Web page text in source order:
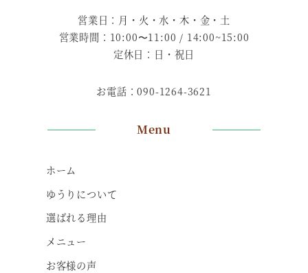
営業日：月・火・水・木・金・土
営業時間：10:00〜11:00 / 14:00~15:00
定休日：日・祝日
お電話：090-1264-3621
Menu
ホーム
ゆうりについて
選ばれる理由
メニュー
お客様の声